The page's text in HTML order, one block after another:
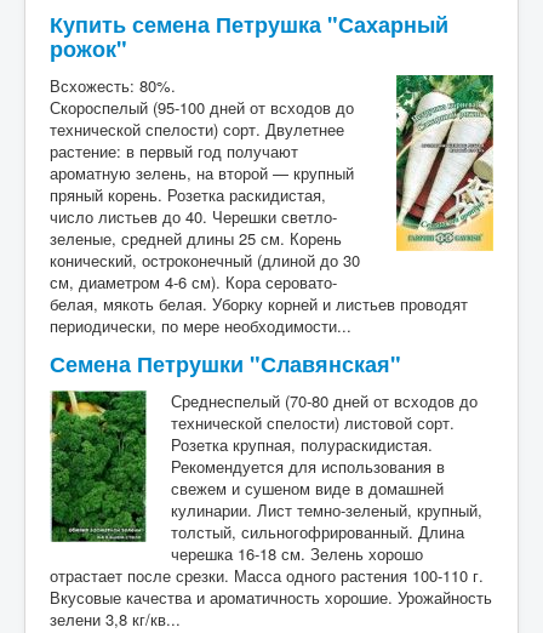
Купить семена Петрушка "Сахарный
рожок"
Всхожесть: 80%.
Скороспелый (95-100 дней от всходов до
технической спелости) сорт. Двулетнее
растение: в первый год получают
ароматную зелень, на второй — крупный
пряный корень. Розетка раскидистая,
число листьев до 40. Черешки светло-
зеленые, средней длины 25 см. Корень
конический, остроконечный (длиной до 30
см, диаметром 4-6 см). Кора серовато-
белая, мякоть белая. Уборку корней и листьев проводят
периодически, по мере необходимости...
Семена Петрушки "Славянская"
Среднеспелый (70-80 дней от всходов до
технической спелости) листовой сорт.
Розетка крупная, полураскидистая.
Рекомендуется для использования в
свежем и сушеном виде в домашней
кулинарии. Лист темно-зеленый, крупный,
толстый, сильногофрированный. Длина
черешка 16-18 см. Зелень хорошо
отрастает после срезки. Масса одного растения 100-110 г.
Вкусовые качества и ароматичность хорошие. Урожайность
зелени 3,8 кг/кв...